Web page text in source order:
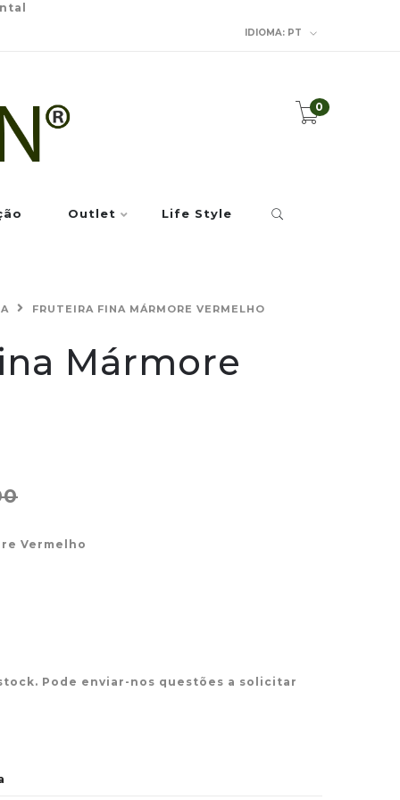
IDIOMA: PT
0
Outlet Life Style
FRUTEIRA FINA MÁRMORE VERMELHO
Mármore
Vermelho
Pode enviar-nos questões a solicitar